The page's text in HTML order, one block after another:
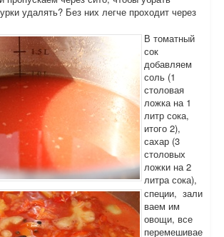
удалять? Без них легче проходит через
В томатный
сок
добавляем
соль (1
столовая
ложка на 1
литр сока,
итого 2),
сахар (3
столовых
ложки на 2
литра сока),
специи, зали
ваем им
овощи, все
перемешивае